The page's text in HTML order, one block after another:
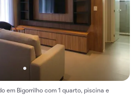
em Bigorrilho com 1 quarto, piscina e